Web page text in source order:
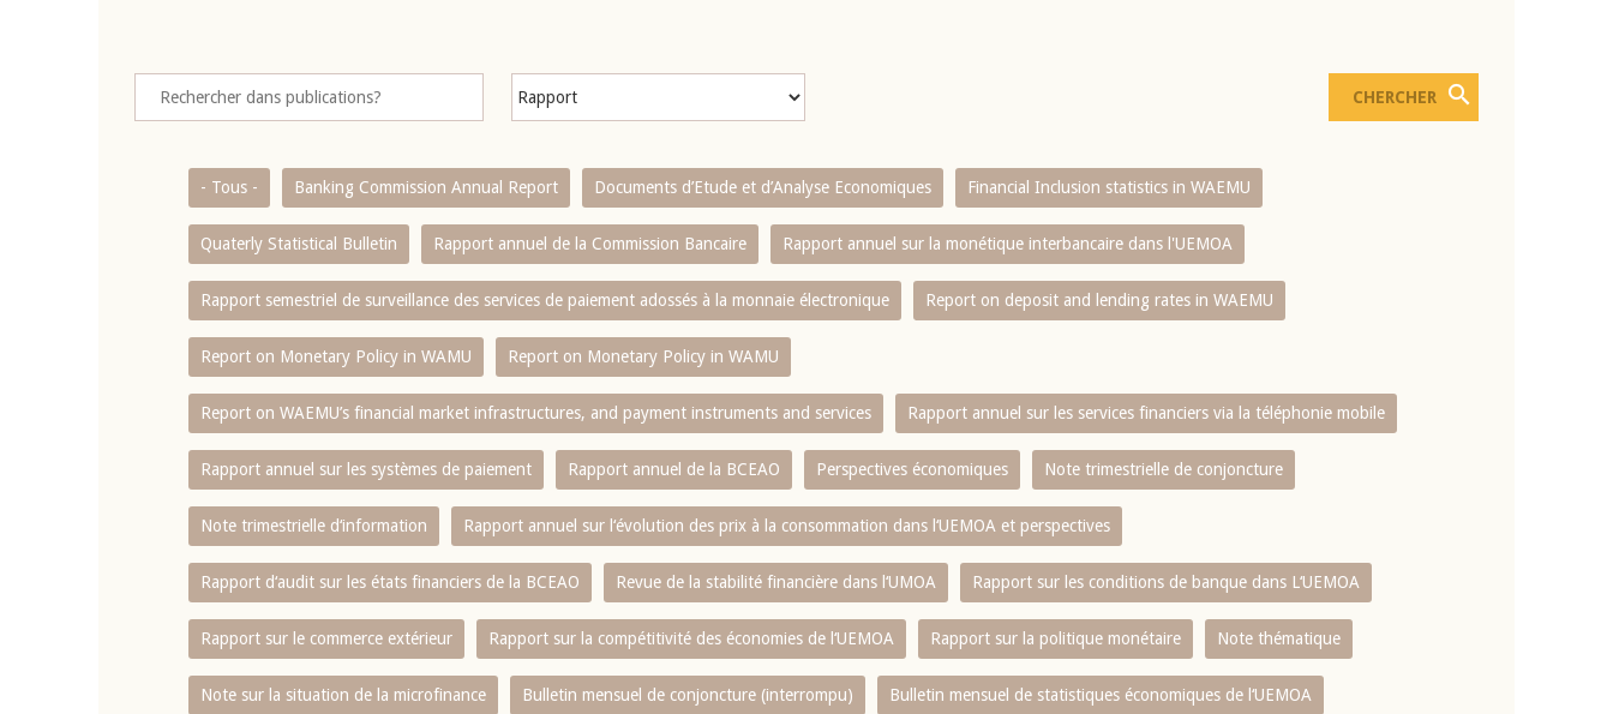
- Tous - Banking Commission Annual Report Documents d’Etude et d’Analyse Economiques Financial Inclusion statistics in WAEMU
Quaterly Statistical Bulletin Rapport annuel de la Commission Bancaire Rapport annuel sur la monétique interbancaire dans l'UEMOA
Rapport semestriel de surveillance des services de paiement adossés à la monnaie électronique Report on deposit and lending rates in WAEMU
Report on Monetary Policy in WAMU Report on Monetary Policy in WAMU
Report on WAEMU’s financial market infrastructures, and payment instruments and services Rapport annuel sur les services financiers via la téléphonie mobile
Rapport annuel sur les systèmes de paiement Rapport annuel de la BCEAO Perspectives économiques Note trimestrielle de conjoncture
Note trimestrielle d‘information Rapport annuel sur l‘évolution des prix à la consommation dans l‘UEMOA et perspectives
Rapport d‘audit sur les états financiers de la BCEAO Revue de la stabilité financière dans l‘UMOA Rapport sur les conditions de banque dans L‘UEMOA
Rapport sur le commerce extérieur Rapport sur la compétitivité des économies de l‘UEMOA Rapport sur la politique monétaire Note thématique
Note sur la situation de la microfinance Bulletin mensuel de conjoncture (interrompu) Bulletin mensuel de statistiques économiques de l‘UEMOA